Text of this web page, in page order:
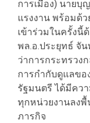
การเมือง) นาย
แรงงาน พร้อมด้
เข้าร่วมในครั้งนี้
พล.อ.ประยุทธ์ จั
ว่าการกระทรวง
การกำกับดูแลขอ
รัฐมนตรี ได้มีคว
ทุกหน่วยงานลงพื้
ภารกิจ